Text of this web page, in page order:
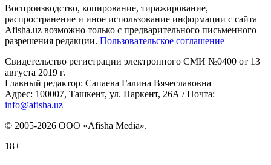
Воспроизводство, копирование, тиражирование,
распространение и иное использование информации с сайта
Afisha.uz возможно только с предварительного письменного
разрешения редакции. Пользовательское соглашение
Свидетельство регистрации электронного СМИ №0400 от 13
августа 2019 г.
Главный редактор: Сапаева Галина Вячеславовна
Адрес: 100007, Ташкент, ул. Паркент, 26А / Почта:
info@afisha.uz
© 2005-2026 ООО «Afisha Media».
18+